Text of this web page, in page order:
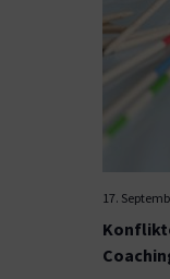
17.